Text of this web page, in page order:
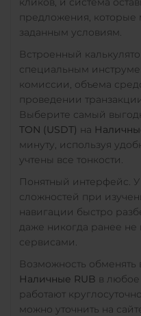
предложения, которые
заданным условиям.
Встроенный
специальным
комиссии, объема
проведении
Выберите самый
TON (USDT) на
минуту, используя
учтены все тонкости.
Понятный интерфейс. У
сложностей при
навигации быстро
даже никогда ранее
сервисами.
Возможность обменять
Наличные RUB в
работают
можно уточнить на